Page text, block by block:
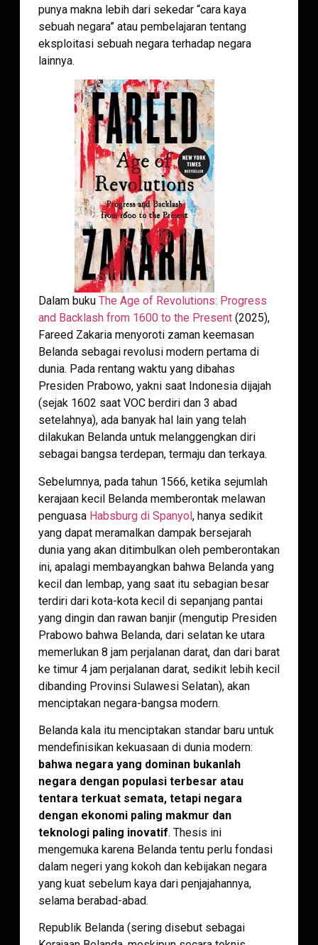
punya makna lebih dari sekedar “cara kaya
sebuah negara” atau pembelajaran tentang
eksploitasi sebuah negara terhadap negara
lainnya.
Dalam buku The Age of Revolutions: Progress
and Backlash from 1600 to the Present (2025),
Fareed Zakaria menyoroti zaman keemasan
Belanda sebagai revolusi modern pertama di
dunia. Pada rentang waktu yang dibahas
Presiden Prabowo, yakni saat Indonesia dijajah
(sejak 1602 saat VOC berdiri dan 3 abad
setelahnya), ada banyak hal lain yang telah
dilakukan Belanda untuk melanggengkan diri
sebagai bangsa terdepan, termaju dan terkaya.
Sebelumnya, pada tahun 1566, ketika sejumlah
kerajaan kecil Belanda memberontak melawan
penguasa Habsburg di Spanyol, hanya sedikit
yang dapat meramalkan dampak bersejarah
dunia yang akan ditimbulkan oleh pemberontakan
ini, apalagi membayangkan bahwa Belanda yang
kecil dan lembap, yang saat itu sebagian besar
terdiri dari kota-kota kecil di sepanjang pantai
yang dingin dan rawan banjir (mengutip Presiden
Prabowo bahwa Belanda, dari selatan ke utara
memerlukan 8 jam perjalanan darat, dan dari barat
ke timur 4 jam perjalanan darat, sedikit lebih kecil
dibanding Provinsi Sulawesi Selatan), akan
menciptakan negara-bangsa modern.
Belanda kala itu menciptakan standar baru untuk
mendefinisikan kekuasaan di dunia modern:
bahwa negara yang dominan bukanlah
negara dengan populasi terbesar atau
tentara terkuat semata, tetapi negara
dengan ekonomi paling makmur dan
teknologi paling inovatif. Thesis ini
mengemuka karena Belanda tentu perlu fondasi
dalam negeri yang kokoh dan kebijakan negara
yang kuat sebelum kaya dari penjajahannya,
selama berabad-abad.
Republik Belanda (sering disebut sebagai